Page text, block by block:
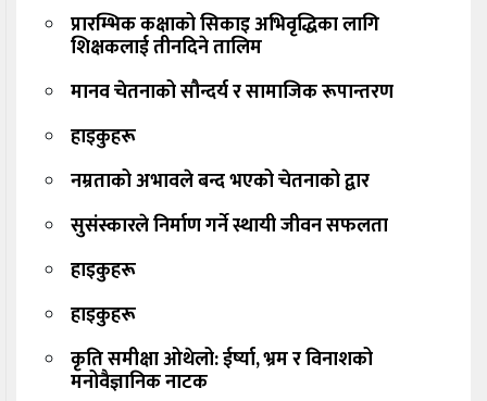
प्रारम्भिक कक्षाको सिकाइ अभिवृद्धिका लागि
शिक्षकलाई तीनदिने तालिम
मानव चेतनाको सौन्दर्य र सामाजिक रूपान्तरण
हाइकुहरू
नम्रताको अभावले बन्द भएको चेतनाको द्वार
सुसंस्कारले निर्माण गर्ने स्थायी जीवन सफलता
हाइकुहरू
हाइकुहरू
कृति समीक्षा ओथेलो: ईर्ष्या, भ्रम र विनाशको
मनोवैज्ञानिक नाटक